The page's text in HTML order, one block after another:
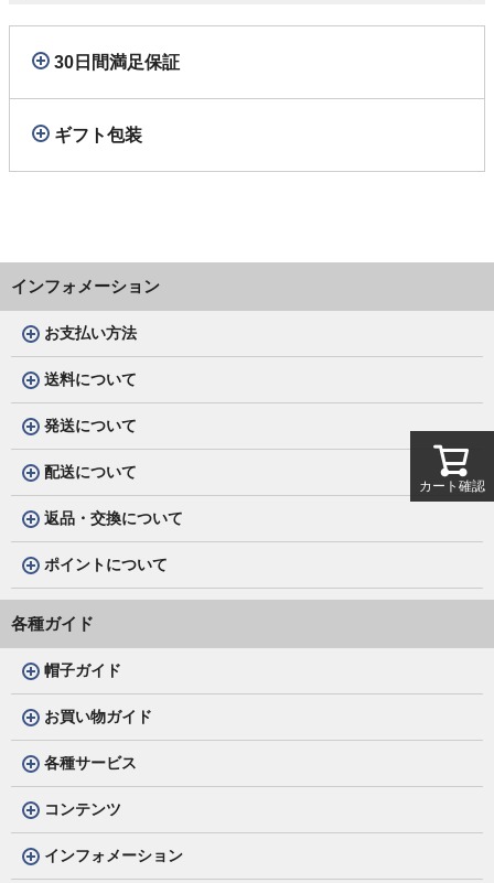
30日間満足保証
ギフト包装
インフォメーション
お支払い方法
送料について
発送について
配送について
返品・交換について
ポイントについて
各種ガイド
帽子ガイド
お買い物ガイド
各種サービス
コンテンツ
インフォメーション
カート確認